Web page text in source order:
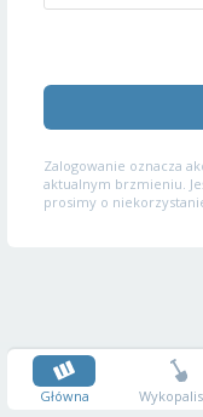
Zalogowanie oznacza
aktualnym brzmieniu.
prosimy o
Główna